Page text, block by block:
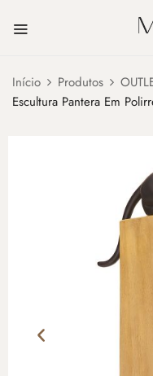
Início Produtos
Escultura Pantera Em